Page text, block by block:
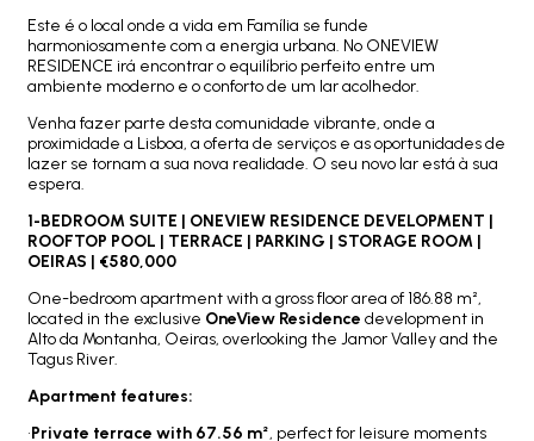
Este é o local onde a vida em Família se funde
harmoniosamente com a energia urbana. No ONEVIEW
RESIDENCE irá encontrar o equilíbrio perfeito entre um
ambiente moderno e o conforto de um lar acolhedor.
Venha fazer parte desta comunidade vibrante, onde a
proximidade a Lisboa, a oferta de serviços e as oportunidades de
lazer se tornam a sua nova realidade. O seu novo lar está à sua
espera.
1-BEDROOM SUITE | ONEVIEW RESIDENCE DEVELOPMENT |
ROOFTOP POOL | TERRACE | PARKING | STORAGE ROOM |
OEIRAS | €580,000
One-bedroom apartment with a gross floor area of 186.88 m²,
located in the exclusive OneView Residence development in
Alto da Montanha, Oeiras, overlooking the Jamor Valley and the
Tagus River.
Apartment features:
•Private terrace with 67.56 m², perfect for leisure moments